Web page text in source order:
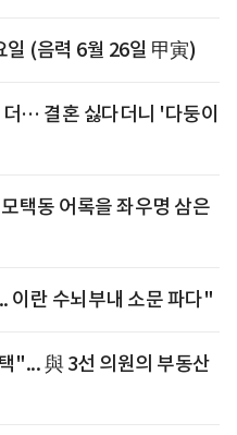
일 (음력 6월 26일 甲寅)
… 결혼 싫다더니 '다둥이
택동 어록을 좌우명 삼은
이란 수뇌부내 소문 파다"
"... 與 3선 의원의 부동산